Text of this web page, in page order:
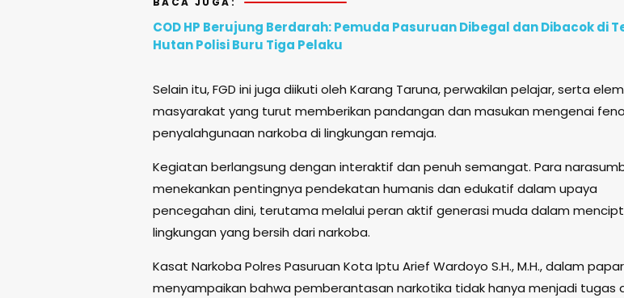
COD HP Berujung Berdarah: Pemuda Pasuruan Dibegal dan Dibacok di
Hutan Polisi Buru Tiga Pelaku
Selain itu, FGD ini juga diikuti oleh Karang Taruna, perwakilan pelajar, serta
masyarakat yang turut memberikan pandangan dan masukan mengenai
penyalahgunaan narkoba di lingkungan remaja.
Kegiatan berlangsung dengan interaktif dan penuh semangat. Para
menekankan pentingnya pendekatan humanis dan edukatif dalam upaya
pencegahan dini, terutama melalui peran aktif generasi muda dalam
lingkungan yang bersih dari narkoba.
Kasat Narkoba Polres Pasuruan Kota Iptu Arief Wardoyo S.H., M.H., dalam
menyampaikan bahwa pemberantasan narkotika tidak hanya menjadi tugas